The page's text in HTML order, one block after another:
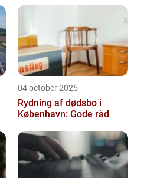
04 october 2025
Rydning af dødsbo i
København: Gode råd